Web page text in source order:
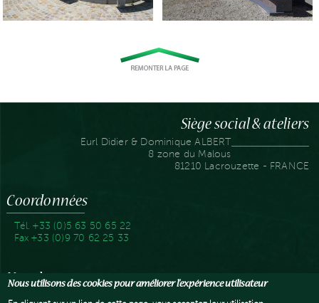
Siège social & ateliers
Eurl Didier & Dominique ALBERT
8 zone du Malous
81210 Lacrouzette - FRANCE
Coordonnées
Tél. +33 (0)5 63 50 65 22
Fax +33 (0)9 70 62 25 33
Newsletter
Nous utilisons des cookies pour améliorer l'expérience utilisateur